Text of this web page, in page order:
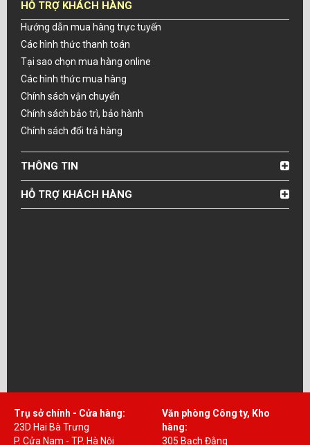
HỖ TRỢ KHÁCH HÀNG
Hướng dẫn mua hàng trực tuyến
Các hình thức thanh toán
Tại sao chọn mua hàng online
Các hình thức mua hàng
Chính sách vận chuyển
Chính sách bảo trì, bảo hành
Chính sách đổi trả hàng
THÔNG TIN
HỖ TRỢ KHÁCH HÀNG
Trụ sở chính - Cửa hàng:
23D Hai Bà Trưng
P. Cửa Nam - TP. Hà Nội
Văn phòng Công ty, Kho
hàng:
305 Bạch Đằng